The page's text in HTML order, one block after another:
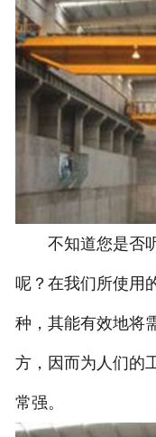
不知道您是否听
呢？在我们所使用
种，其能有效地将
方，因而为人们的
常强。